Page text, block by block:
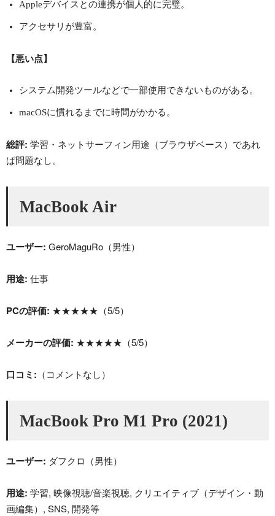
Appleデバイスとの連携が個人的に完璧。
アクセサリが豊富。
【悪い点】
システム開発ツールなどで一部使用できないものがある。
macOSに慣れるまでに時間がかかる。
総評: 学習・ネットサーフィン用途（ブラウザベース）であれ
ば問題なし。
MacBook Air
ユーザー: GeroMaguRo（男性）
用途: 仕事
PCの評価: ★★★★★（5/5）
メーカーの評価: ★★★★★（5/5）
口コミ: （コメントなし）
MacBook Pro M1 Pro (2021)
ユーザー: ダフクロ（男性）
用途: 学習, 映像視聴/音楽視聴, クリエイティブ（デザイン・動
画編集）, SNS, 開発等